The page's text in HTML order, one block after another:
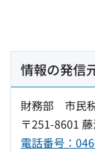
情報の発信
財務部 市民
〒251-8601
電話番号：